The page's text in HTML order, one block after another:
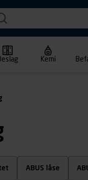
Kemi
ABUS låse